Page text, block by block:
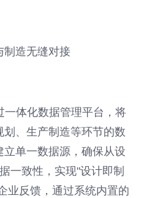
制造无缝对接
一体化数据管理平台，将
、生产制造等环节的数
单一数据源，确保从设
一致性，实现"设计即制
业反馈，通过系统内置的